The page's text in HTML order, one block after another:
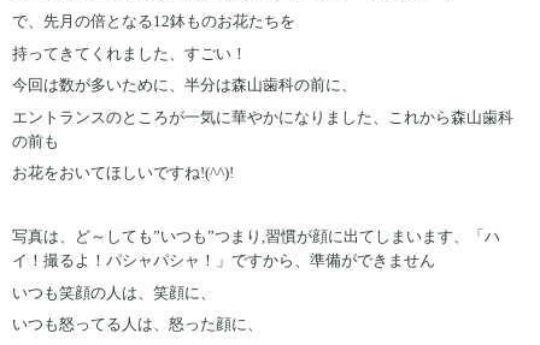
で、先月の倍となる12鉢ものお花たちを
持ってきてくれました、すごい！
今回は数が多いために、半分は森山歯科の前に、
エントランスのところが一気に華やかになりました、これから森山歯科
の前も
お花をおいてほしいですね!(^^)!
写真は、ど～しても”いつも”つまり,習慣が顔に出てしまいます、「ハ
イ！撮るよ！パシャパシャ！」ですから、準備ができません
いつも笑顔の人は、笑顔に、
いつも怒ってる人は、怒った顔に、